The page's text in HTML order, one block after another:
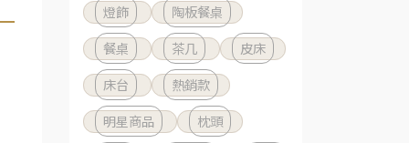
燈飾
陶板餐桌
餐桌
茶几
皮床
床台
熱銷款
明星商品
枕頭